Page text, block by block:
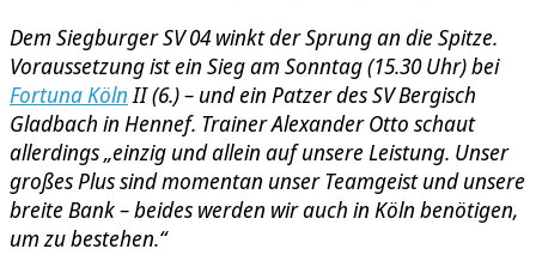
Dem Siegburger SV 04 winkt der Sprung an die Spitze.
Voraussetzung ist ein Sieg am Sonntag (15.30 Uhr) bei
Fortuna KölnII (6.) – und ein Patzer des SV Bergisch
Gladbach in Hennef. Trainer Alexander Otto schaut
allerdings „einzig und allein auf unsere Leistung. Unser
großes Plus sind momentan unser Teamgeist und unsere
breite Bank – beides werden wir auch in Köln benötigen,
um zu bestehen.“